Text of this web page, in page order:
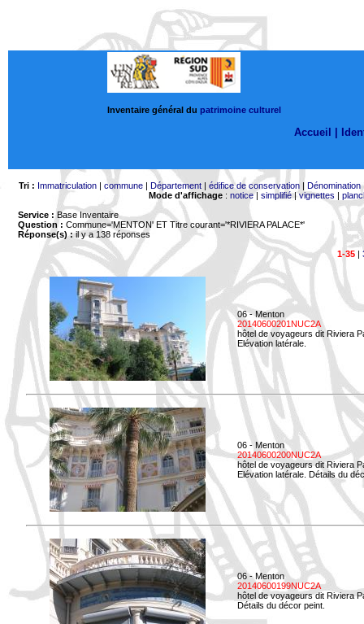
Inventaire général du patrimoine culturel
Accueil |
Tri : Immatriculation| commune| Département| édifice de conservation| Dénomination
Mode d'affichage: notice| simplifié|vignettes |
Service : Base Inventaire
Question : Commune='MENTON' ET Titre courant='*RIVIERA PALACE*'
Réponse(s) :il y a 138 réponses
1-35|
06 - Menton
20140600201NUC2A
hôtel de voyageurs dit Riviera
Elévation latérale.
06 - Menton
20140600200NUC2A
hôtel de voyageurs dit Riviera
Elévation latérale. Détails du
06 - Menton
20140600199NUC2A
hôtel de voyageurs dit Riviera
Détails du décor peint.